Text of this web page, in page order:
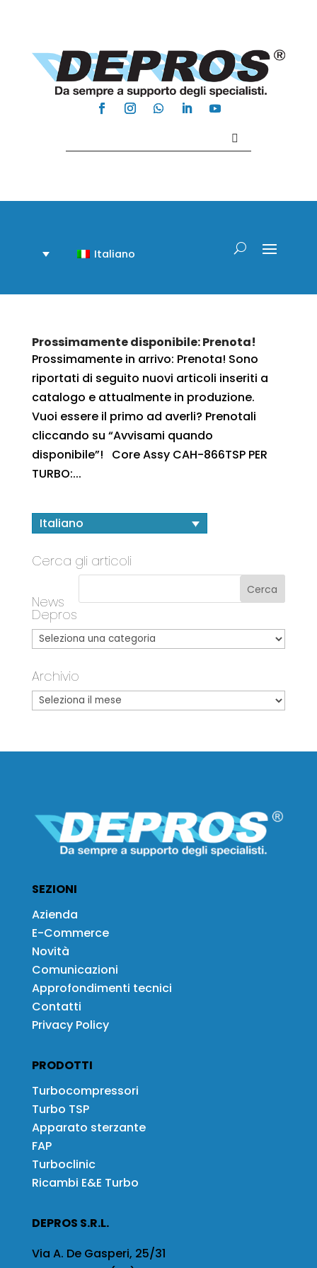
Italiano
Prossimamente disponibile: Prenota!
Prossimamente in arrivo: Prenota! Sono
riportati di seguito nuovi articoli inseriti a
catalogo e attualmente in produzione.
Vuoi essere il primo ad averli? Prenotali
cliccando su “Avvisami quando
disponibile”! Core Assy CAH-866TSP PER
TURBO:...
Italiano
Cerca gli articoli
News
Depros
Archivio
SEZIONI
Azienda
E-Commerce
Novità
Comunicazioni
Approfondimenti tecnici
Contatti
Privacy Policy
PRODOTTI
Turbocompressori
Turbo TSP
Apparato sterzante
FAP
Turboclinic
Ricambi E&E Turbo
DEPROS S.R.L.
Via A. De Gasperi, 25/31